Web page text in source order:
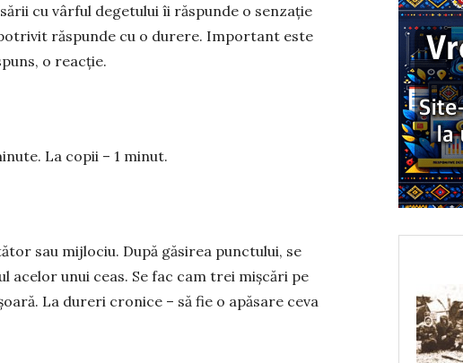
cu vârful degetului îi răspunde o senzație
răspunde cu o durere. Important este
o reacție.
La copii – 1 minut.
sau mijlociu. După găsirea punctului, se
acelor unui ceas. Se fac cam trei mișcări pe
La dureri cronice – să fie o apă­sare ceva